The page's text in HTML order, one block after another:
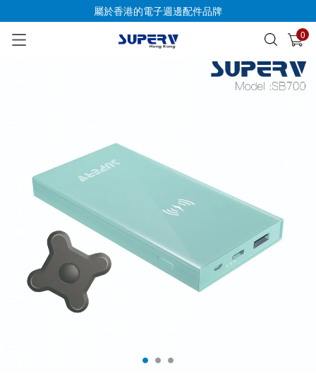
屬於香港的電子週邊配件品牌
0
已加入購物車 查看